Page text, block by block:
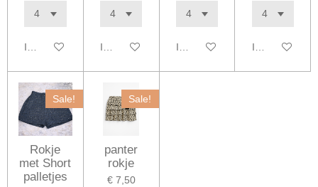
In winkelwagen In winkelwagen In winkelwagen In
Sale!
Rokje
met Short
palletjes
Sale!
panter
rokje
€ 7,50